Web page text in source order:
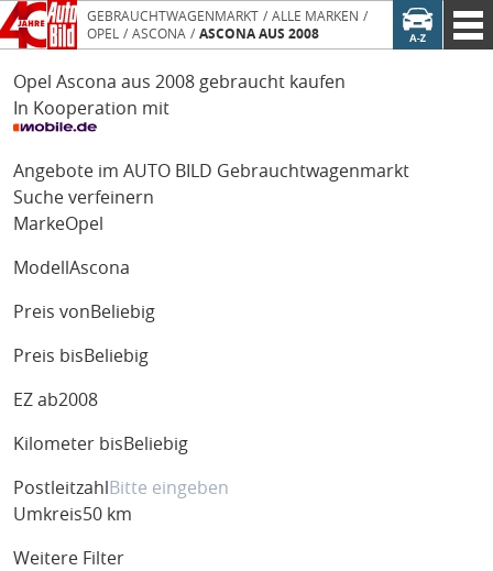
GEBRAUCHTWAGENMARKT
ALLE MARKEN
OPEL
ASCONA ASCONA AUS 2008
Opel Ascona aus 2008 gebraucht kaufen
In Kooperation mit
Angebote im AUTO BILD Gebrauchtwagenmarkt
Suche verfeinern
MarkeOpel
Modell Ascona
Preis von Beliebig
Preis bis Beliebig
EZ ab2008
Kilometer bis Beliebig
Postleitzahl
Umkreis50 km
Weitere Filter